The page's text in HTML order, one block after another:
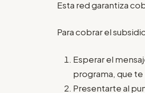
Esta red garantiza
Para cobrar el
Esperar el
programa, que te
Presentarte al